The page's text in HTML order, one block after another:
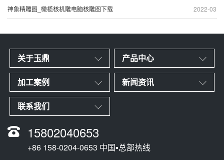
2022-03
神象精雕图_橄榄核机雕电脑核雕图下载
关于玉鼎 产品中心
加工案例 新闻资讯
联系我们
15802040653
+86 158-0204-0653 中国▪总部热线